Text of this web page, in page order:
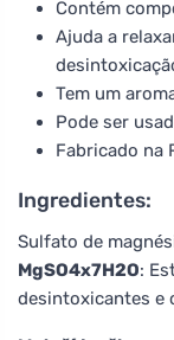
Contém
Ajuda a
Tem um
Pode ser
Fabricado na
Ingredientes:
Sulfato de
MgSO4x7H2O:
desintoxicantes e